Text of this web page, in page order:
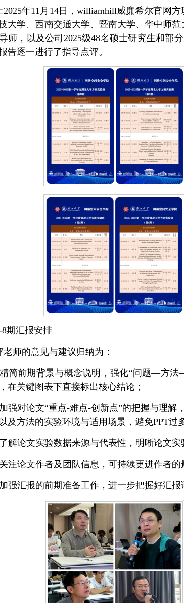
2025年11月14日，williamhill威廉希尔官网
大学、西南交通大学、暨南大学、华中师
师，以及公司2025级48名硕士研究生和部
告逐一进行了指导点评。
8期汇报安排
老师的意见与建议归纳为：
简前期背景与概念说明，强化“问题—方
在关键图表下直接标出核心结论；
强对论文“重点-难点-创新点”的把握与理
及方法的实验环境与适用场景，避免PPT过
解论文实验数据来源与代表性，明晰论文
注论文作者及团队信息，可持续更进作者的
强汇报的前期准备工作，进一步把握好汇报